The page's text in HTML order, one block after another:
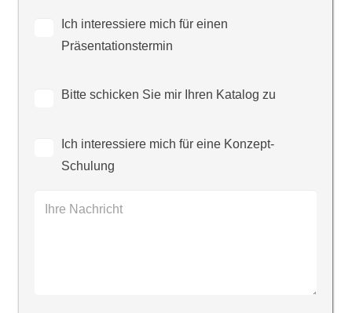
Ich interessiere mich für einen
Präsentationstermin
Bitte schicken Sie mir Ihren Katalog zu
Ich interessiere mich für eine Konzept-
Schulung